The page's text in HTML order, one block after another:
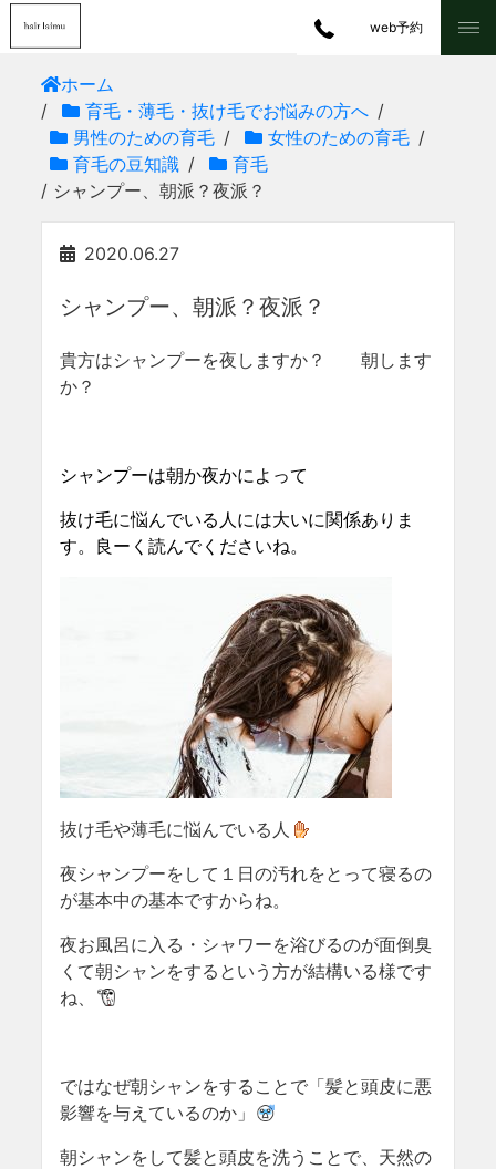
web予約
ホーム
/
育毛・薄毛・抜け毛でお悩みの方へ /
男性のための育毛 / 女性のための育毛 /
育毛の豆知識 /
育毛
/ シャンプー、朝派？夜派？
2020.06.27
シャンプー、朝派？夜派？
貴方はシャンプーを夜しますか？ 朝します
か？
シャンプーは朝か夜かによって
抜け毛に悩んでいる人には大いに関係ありま
す。良ーく読んでくださいね。
抜け毛や薄毛に悩んでいる人
夜シャンプーをして１日の汚れをとって寝るの
が基本中の基本ですからね。
夜お風呂に入る・シャワーを浴びるのが面倒臭
くて朝シャンをするという方が結構いる様です
ね、
ではなぜ朝シャンをすることで「髪と頭皮に悪
影響を与えているのか」
朝シャンをして髪と頭皮を洗うことで、天然の